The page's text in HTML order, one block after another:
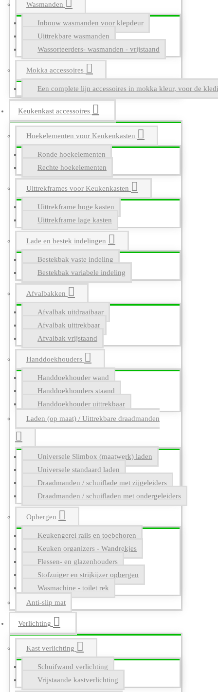
Wasmanden
Inbouw wasmanden voor klepdeur
Uittrekbare wasmanden
Wassorteerders- wasmanden - vrijstaand
Mokka accessoires
Een complete lijn accessoires in mokka kleur, voor de
Keukenkast accessoires
Hoekelementen voor Keukenkasten
Ronde hoekelementen
Rechte hoekelementen
Uittrekframes voor Keukenkasten
Uittrekframe hoge kasten
Uittrekframe lage kasten
Lade en bestek indelingen
Bestekbak vaste indeling
Bestekbak variabele indeling
Afvalbakken
Afvalbak uitdraaibaar
Afvalbak uittrekbaar
Afvalbak vrijstaand
Handdoekhouders
Handdoekhouder wand
Handdoekhouders staand
Handdoekhouder uittrekbaar
Laden (op maat) / Uittrekbare draadmanden
Universele Slimbox (maatwerk) laden
Universele standaard laden
Draadmanden / schuiflade met zijgeleiders
Draadmanden / schuifladen met ondergeleiders
Opbergen
Keukengerei rails en toebehoren
Keuken organizers - Wandrekjes
Flessen- en glazenhouders
Stofzuiger en strijkijzer opbergen
Wasmachine - toilet rek
Anti-slip mat
Verlichting
Kast verlichting
Schuifwand verlichting
Vrijstaande kastverlichting